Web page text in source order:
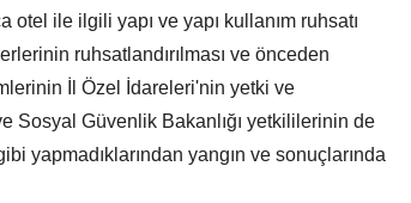
ile ilgili yapı ve yapı kullanım ruhsatı
ruhsatlandırılması ve önceden
İl Özel İdareleri'nin yetki ve
Sosyal Güvenlik Bakanlığı yetkililerinin de
yapmadıklarından yangın ve sonuçlarında